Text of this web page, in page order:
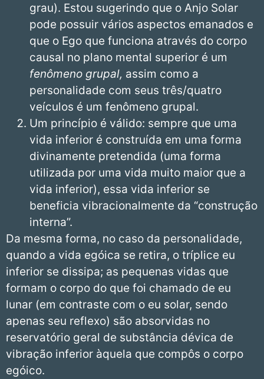
grau). Estou sugerindo que o Anjo Solar
pode possuir vários aspectos emanados e
que o Ego que funciona através do corpo
causal no plano mental superior é um
fenômeno grupal, assim como a
personalidade com seus três/quatro
veículos é um fenômeno grupal.
Um princípio é válido: sempre que uma
vida inferior é construída em uma forma
divinamente pretendida (uma forma
utilizada por uma vida muito maior que a
vida inferior), essa vida inferior se
beneficia vibracionalmente da “construção
interna”.
Da mesma forma, no caso da personalidade,
quando a vida egóica se retira, o tríplice eu
inferior se dissipa; as pequenas vidas que
formam o corpo do que foi chamado de eu
lunar (em contraste com o eu solar, sendo
apenas seu reflexo) são absorvidas no
reservatório geral de substância dévica de
vibração inferior àquela que compôs o corpo
egóico.